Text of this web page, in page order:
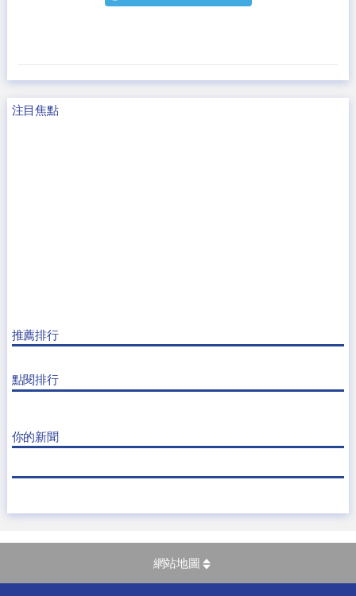
注目焦點
推薦排行
點閱排行
你的新聞
網站地圖